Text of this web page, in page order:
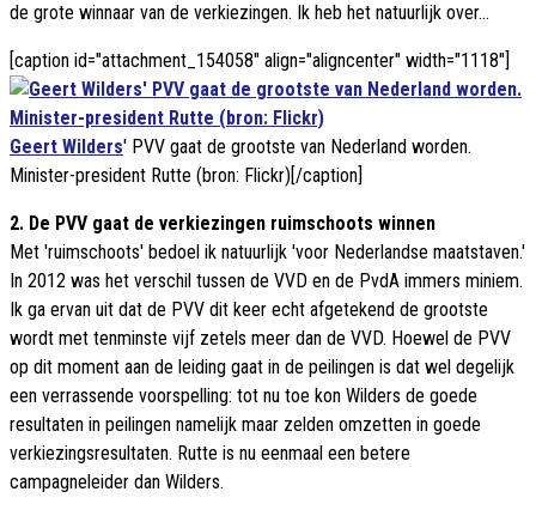
de grote winnaar van de verkiezingen. Ik heb het natuurlijk over...
[caption id="attachment_154058" align="aligncenter" width="1118"]
Geert Wilders' PVV gaat de grootste van Nederland worden.
Minister-president Rutte (bron: Flickr)[/caption]
2. De PVV gaat de verkiezingen ruimschoots winnen
Met 'ruimschoots' bedoel ik natuurlijk 'voor Nederlandse maatstaven.'
In 2012 was het verschil tussen de VVD en de PvdA immers miniem.
Ik ga ervan uit dat de PVV dit keer echt afgetekend de grootste
wordt met tenminste vijf zetels meer dan de VVD. Hoewel de PVV
op dit moment aan de leiding gaat in de peilingen is dat wel degelijk
een verrassende voorspelling: tot nu toe kon Wilders de goede
resultaten in peilingen namelijk maar zelden omzetten in goede
verkiezingsresultaten. Rutte is nu eenmaal een betere
campagneleider dan Wilders.